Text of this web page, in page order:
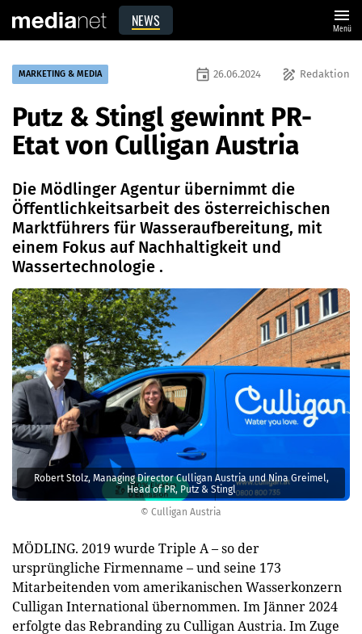
NEWS menu
Menü
© Culligan Austria
Robert Stolz, Managing Director Culligan Austria und Nina Greimel,
Head of PR, Putz & Stingl
MARKETING & MEDIA draw Redaktion
event 26.06.2024
Putz & Stingl gewinnt PR-
Etat von Culligan Austria
Die Mödlinger Agentur übernimmt die
Öffentlichkeitsarbeit des österreichischen
Marktführers für Wasseraufbereitung, mit
einem Fokus auf Nachhaltigkeit und
Wassertechnologie .
MÖDLING. 2019 wurde Triple A – so der
ursprüngliche Firmenname – und seine 173
Mitarbeitenden vom amerikanischen Wasserkonzern
Culligan International übernommen. Im Jänner 2024
erfolgte das Rebranding zu Culligan Austria. Im Zuge